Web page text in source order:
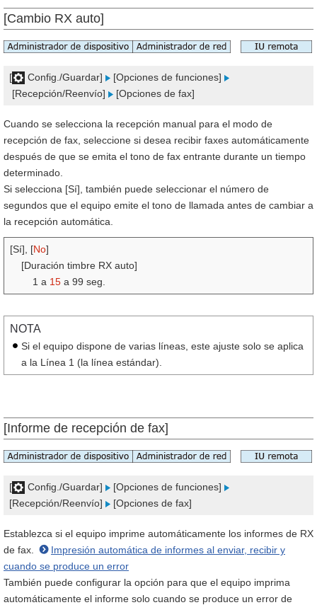
[Cambio RX auto]
[ Config./Guardar]
[Opciones de funciones]
[Recepción/Reenvío]
[Opciones de fax]
Cuando se selecciona la recepción manual para el modo de
recepción de fax, seleccione si desea recibir faxes automáticamente
después de que se emita el tono de fax entrante durante un tiempo
determinado.
Si selecciona [Sí], también puede seleccionar el número de
segundos que el equipo emite el tono de llamada antes de cambiar a
la recepción automática.
[Sí], [No]
[Duración timbre RX auto]
1 a 15 a 99 seg.
NOTA
Si el equipo dispone de varias líneas, este ajuste solo se aplica
a la Línea 1 (la línea estándar).
[Informe de recepción de fax]
[ Config./Guardar]
[Opciones de funciones]
[Recepción/Reenvío]
[Opciones de fax]
Establezca si el equipo imprime automáticamente los informes de RX
de fax.
Impresión automática de informes al enviar, recibir y
cuando se produce un error
También puede configurar la opción para que el equipo imprima
automáticamente el informe solo cuando se produce un error de